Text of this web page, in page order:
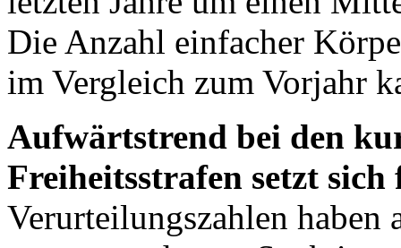
Die Anzahl einfacher
im Vergleich zum Vorjahr
Aufwärtstrend bei den
Freiheitsstrafen setzt
Verurteilungszahlen haben